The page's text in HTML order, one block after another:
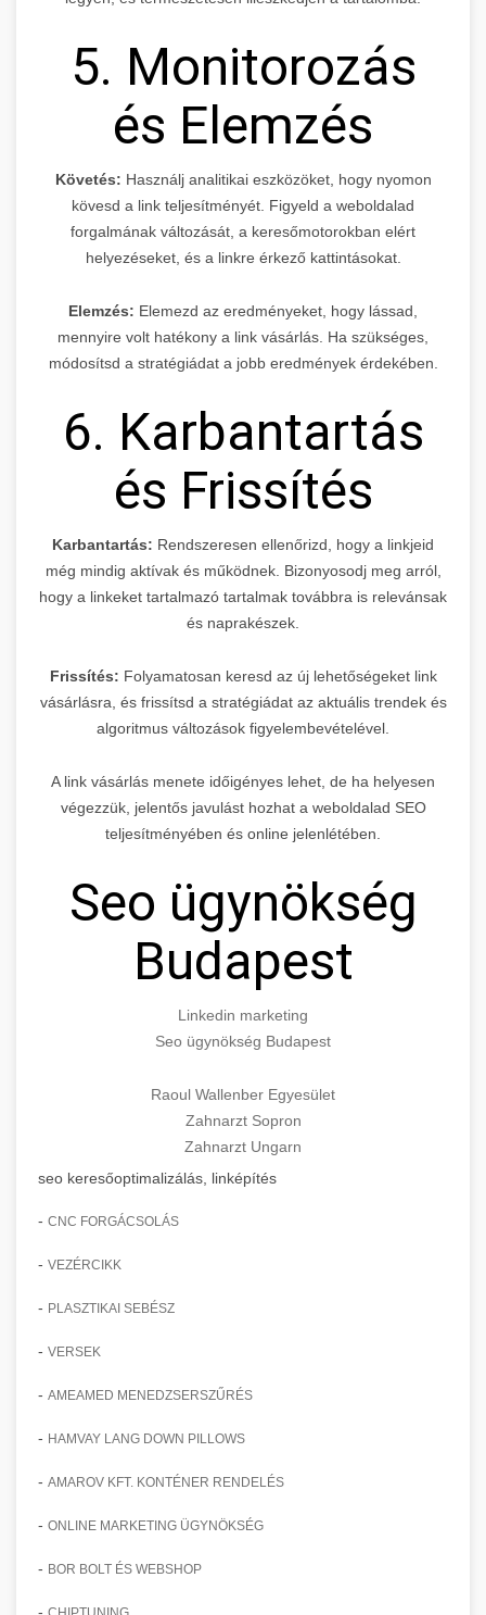
5. Monitorozás
és Elemzés
Követés: Használj analitikai eszközöket, hogy nyomon
kövesd a link teljesítményét. Figyeld a weboldalad
forgalmának változását, a keresőmotorokban elért
helyezéseket, és a linkre érkező kattintásokat.
Elemzés: Elemezd az eredményeket, hogy lássad,
mennyire volt hatékony a link vásárlás. Ha szükséges,
módosítsd a stratégiádat a jobb eredmények érdekében.
6. Karbantartás
és Frissítés
Karbantartás: Rendszeresen ellenőrizd, hogy a linkjeid
még mindig aktívak és működnek. Bizonyosodj meg arról,
hogy a linkeket tartalmazó tartalmak továbbra is relevánsak
és naprakészek.
Frissítés: Folyamatosan keresd az új lehetőségeket link
vásárlásra, és frissítsd a stratégiádat az aktuális trendek és
algoritmus változások figyelembevételével.
A link vásárlás menete időigényes lehet, de ha helyesen
végezzük, jelentős javulást hozhat a weboldalad SEO
teljesítményében és online jelenlétében.
Seo ügynökség
Budapest
Linkedin marketing
Seo ügynökség Budapest
Raoul Wallenber Egyesület
Zahnarzt Sopron
Zahnarzt Ungarn
seo keresőoptimalizálás, linképítés
- CNC FORGÁCSOLÁS
- VEZÉRCIKK
- PLASZTIKAI SEBÉSZ
- VERSEK
- AMEAMED MENEDZSERSZŰRÉS
- HAMVAY LANG DOWN PILLOWS
- AMAROV KFT. KONTÉNER RENDELÉS
- ONLINE MARKETING ÜGYNÖKSÉG
- BOR BOLT ÉS WEBSHOP